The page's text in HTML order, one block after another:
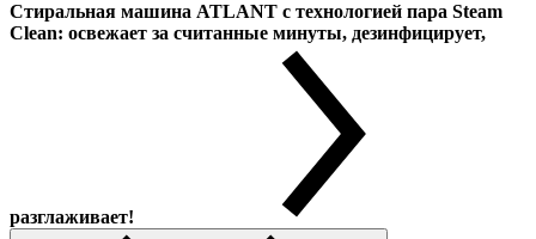
Стиральная машина ATLANT с технологией пара Steam
Clean: освежает за считанные минуты, дезинфицирует,
разглаживает!